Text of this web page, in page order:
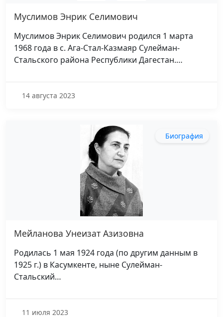
Муслимов Энрик Селимович
Муслимов Энрик Селимович родился 1 марта
1968 года в с. Ага-Стал-Казмаяр Сулейман-
Стальского района Республики Дагестан.…
14 августа 2023
Биография
Мейланова Унеизат Азизовна
Родилась 1 мая 1924 года (по другим данным в
1925 г.) в Касумкенте, ныне Сулейман-
Стальский…
11 июля 2023